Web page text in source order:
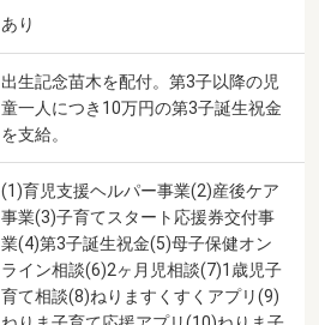
あり
出生記念苗木を配付。第3子以降の児
童一人につき10万円の第3子誕生祝金
を支給。
(1)育児支援ヘルパー事業(2)産後ケア
事業(3)子育てスタート応援券交付事
業(4)第3子誕生祝金(5)母子保健オン
ライン相談(6)2ヶ月児相談(7)1歳児子
育て相談(8)ねりますくすくアプリ(9)